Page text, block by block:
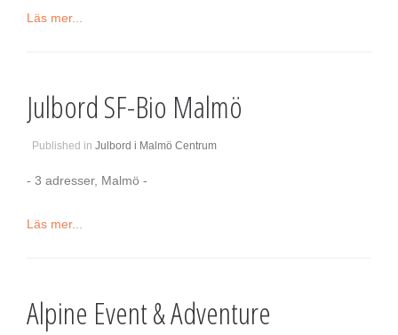
Läs mer...
Julbord SF-Bio Malmö
Published in Julbord i Malmö Centrum
- 3 adresser, Malmö -
Läs mer...
Alpine Event & Adventure